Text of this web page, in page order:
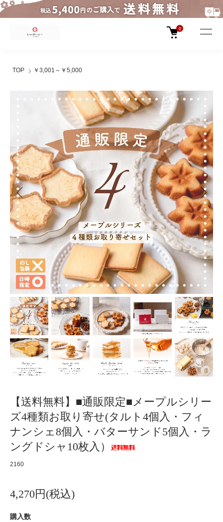
0
TOP ￥3,001～￥5,000
【送料無料】■通販限定■メープルシリー
ズ4種類お取り寄せ(タルト4個入・フィ
ナンシェ8個入・バターサンド5個入・ラ
ングドシャ10枚入）
2160
4,270円(税込)
購入数